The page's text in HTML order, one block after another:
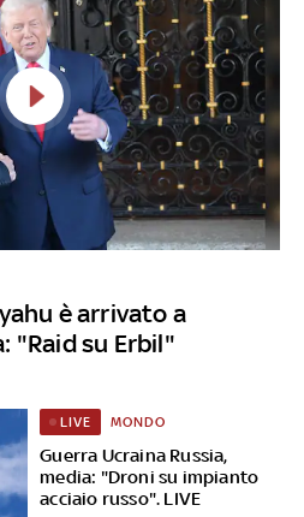
è arrivato a
"Raid su Erbil"
Guerra Ucraina Russia,
media: "Droni su impianto
acciaio russo". LIVE
LIVE MONDO